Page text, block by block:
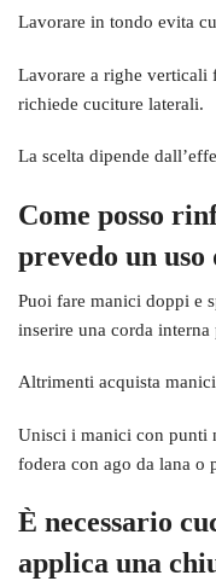
Lavorare in tondo evita
Lavorare a righe
richiede cuciture laterali.
La scelta dipende
Come posso
prevedo un
Puoi fare manici doppi e
inserire una corda
Altrimenti acquista
Unisci i manici con punti
fodera con ago da lana o
È necessario
applica una